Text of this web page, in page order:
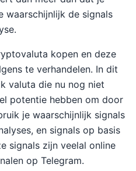
waarschijnlijk de signals
kopen en deze
te verhandelen. In dit
valuta die nu nog niet
potentie hebben om door
je waarschijnlijk signals
en signals op basis
signals zijn veelal online
op Telegram.